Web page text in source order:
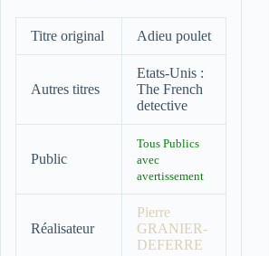
Titre original Adieu poulet
Autres titres
Etats-Unis :
The French
detective
Public
Tous Publics
avec
avertissement
Réalisateur
Pierre
GRANIER-
DEFERRE